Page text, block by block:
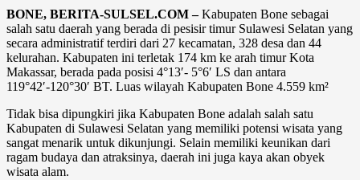
BONE, BERITA-SULSEL.COM –Kabupaten Bone sebagai
salah satu daerah yang berada di pesisir timur Sulawesi Selatan yang
secara administratif terdiri dari 27 kecamatan, 328 desa dan 44
kelurahan. Kabupaten ini terletak 174 km ke arah timur Kota
Makassar, berada pada posisi 4°13′- 5°6′ LS dan antara
119°42′-120°30′ BT. Luas wilayah Kabupaten Bone 4.559 km²
Tidak bisa dipungkiri jika Kabupaten Bone adalah salah satu
Kabupaten di Sulawesi Selatan yang memiliki potensi wisata yang
sangat menarik untuk dikunjungi. Selain memiliki keunikan dari
ragam budaya dan atraksinya, daerah ini juga kaya akan obyek
wisata alam.